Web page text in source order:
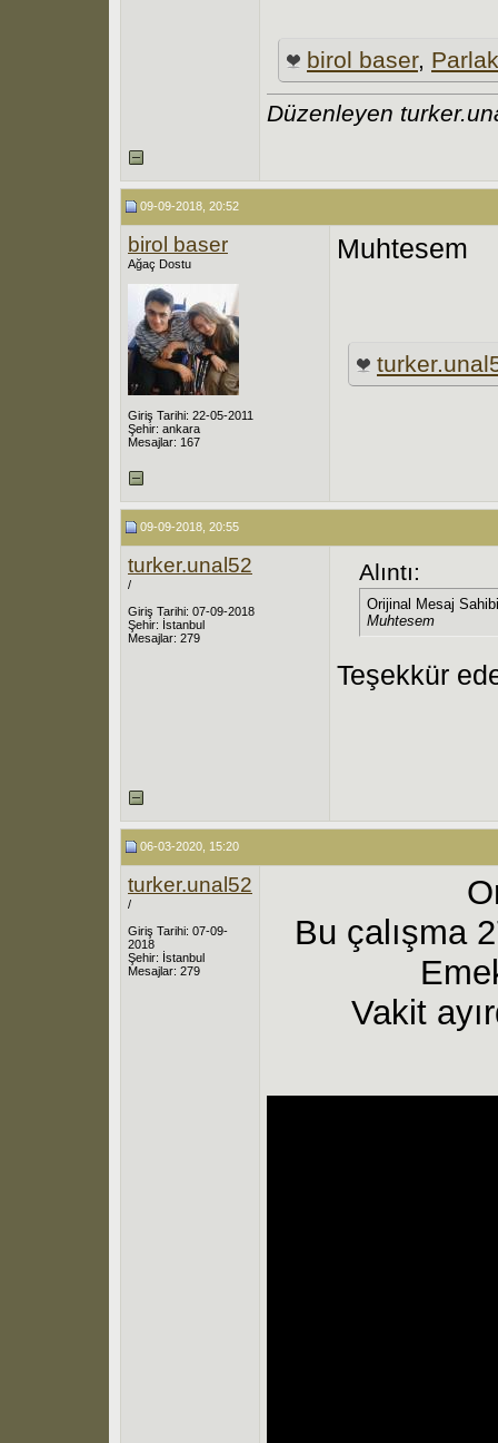
birol baser,
Düzenleyen
09-09-2018, 20:52
birol baser
Ağaç Dostu
Giriş Tarihi: 22-05-2011
Şehir: ankara
Mesajlar: 167
Muhtesem
09-09-2018, 20:55
turker.unal52
/
Giriş Tarihi: 07-09-2018
Şehir: İstanbul
Mesajlar: 279
Alıntı:
Orijinal Mesaj
Muhtesem
Teşekkür
06-03-2020, 15:20
turker.unal52
/
Giriş Tarihi: 07-09-
2018
Şehir: İstanbul
Mesajlar: 279
Bu çalışma
Vakit